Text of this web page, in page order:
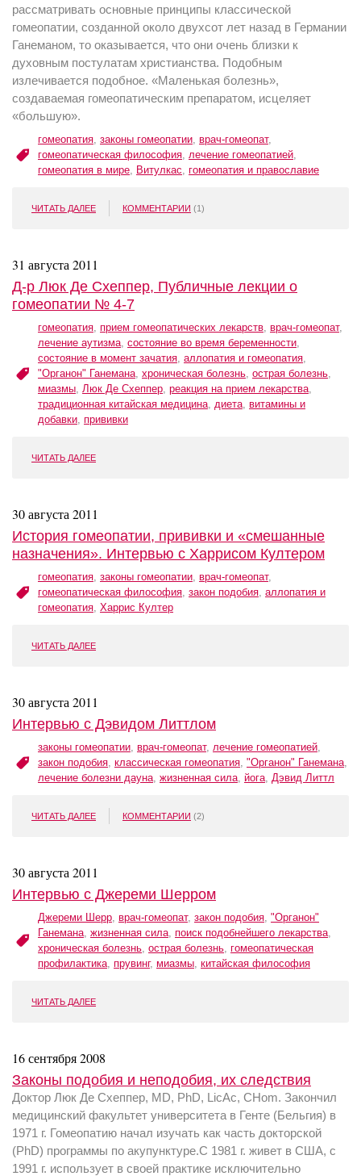
рассматривать основные принципы классической
гомеопатии, созданной около двухсот лет назад в Германии
Ганеманом, то оказывается, что они очень близки к
духовным постулатам христианства. Подобным
излечивается подобное. «Маленькая болезнь»,
создаваемая гомеопатическим препаратом, исцеляет
«большую».
гомеопатия, законы гомеопатии, врач-гомеопат,
гомеопатическая философия, лечение гомеопатией,
гомеопатия в мире, Витулкас, гомеопатия и православие
ЧИТАТЬ ДАЛЕЕ КОММЕНТАРИИ (1)
31 августа 2011
Д-р Люк Де Схеппер, Публичные лекции о
гомеопатии № 4-7
гомеопатия, прием гомеопатических лекарств, врач-гомеопат,
лечение аутизма, состояние во время беременности,
состояние в момент зачатия, аллопатия и гомеопатия,
"Органон" Ганемана, хроническая болезнь, острая болезнь,
миазмы, Люк Де Схеппер, реакция на прием лекарства,
традиционная китайская медицина, диета, витамины и
добавки, прививки
ЧИТАТЬ ДАЛЕЕ
30 августа 2011
История гомеопатии, прививки и «смешанные
назначения». Интервью с Харрисом Култером
гомеопатия, законы гомеопатии, врач-гомеопат,
гомеопатическая философия, закон подобия, аллопатия и
гомеопатия, Харрис Култер
ЧИТАТЬ ДАЛЕЕ
30 августа 2011
Интервью с Дэвидом Литтлом
законы гомеопатии, врач-гомеопат, лечение гомеопатией,
закон подобия, классическая гомеопатия, "Органон" Ганемана,
лечение болезни дауна, жизненная сила, йога, Дэвид Литтл
ЧИТАТЬ ДАЛЕЕ КОММЕНТАРИИ (2)
30 августа 2011
Интервью с Джереми Шерром
Джереми Шерр, врач-гомеопат, закон подобия, "Органон"
Ганемана, жизненная сила, поиск подобнейшего лекарства,
хроническая болезнь, острая болезнь, гомеопатическая
профилактика, прувинг, миазмы, китайская философия
ЧИТАТЬ ДАЛЕЕ
16 сентября 2008
Законы подобия и неподобия, их следствия
Доктор Люк Де Схеппер, MD, PhD, LicAc, CHom. Закончил
медицинский факультет университета в Генте (Бельгия) в
1971 г. Гомеопатию начал изучать как часть докторской
(PhD) программы по акупунктуре.С 1981 г. живет в США, с
1991 г. использует в своей практике исключительно